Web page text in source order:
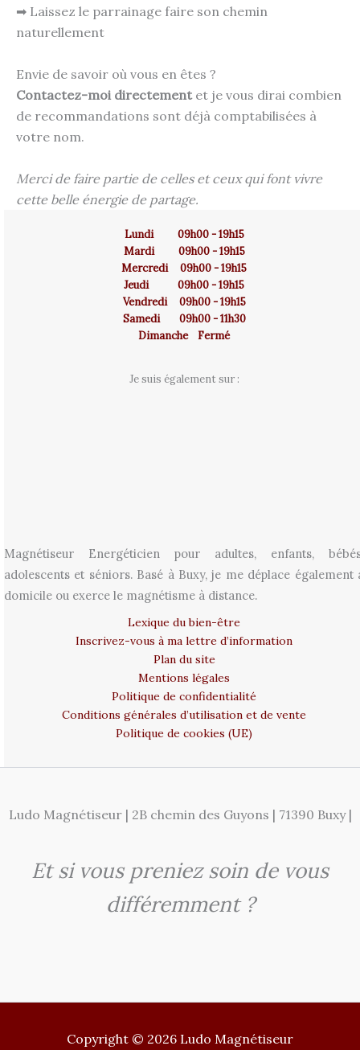
➡ Laissez le parrainage faire son chemin
naturellement
Envie de savoir où vous en êtes ?
Contactez-moi directementet je vous dirai combien
de recommandations sont déjà comptabilisées à
votre nom.
Merci de faire partie de celles et ceux qui font vivre
cette belle énergie de partage.
Lundi 09h00 - 19h15
Mardi 09h00 - 19h15
Mercredi 09h00 - 19h15
Jeudi 09h00 - 19h15
Vendredi 09h00 - 19h15
Samedi 09h00 - 11h30
Dimanche Fermé
Je suis également sur :
Magnétiseur Energéticien pour adultes, enfants,
adolescents et séniors. Basé à Buxy, je me déplace également
domicile ou exerce le magnétisme à distance.
Lexique du bien-être
Inscrivez-vous à ma lettre d’information
Plan du site
Mentions légales
Politique de confidentialité
Conditions générales d’utilisation et de vente
Politique de cookies (UE)
Ludo Magnétiseur | 2B chemin des Guyons | 71390 Buxy |
Et si vous preniez soin de vous
différemment ?
Copyright © 2026 Ludo Magnétiseur